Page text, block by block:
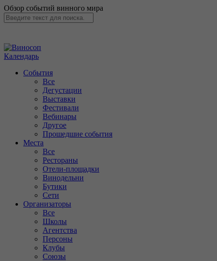
Обзор событий винного мира
Календарь
События
Все
Дегустации
Выставки
Фестивали
Вебинары
Другое
Прошедшие события
Места
Все
Рестораны
Отели-площадки
Винодельни
Бутики
Сети
Организаторы
Все
Школы
Агентства
Персоны
Клубы
Союзы